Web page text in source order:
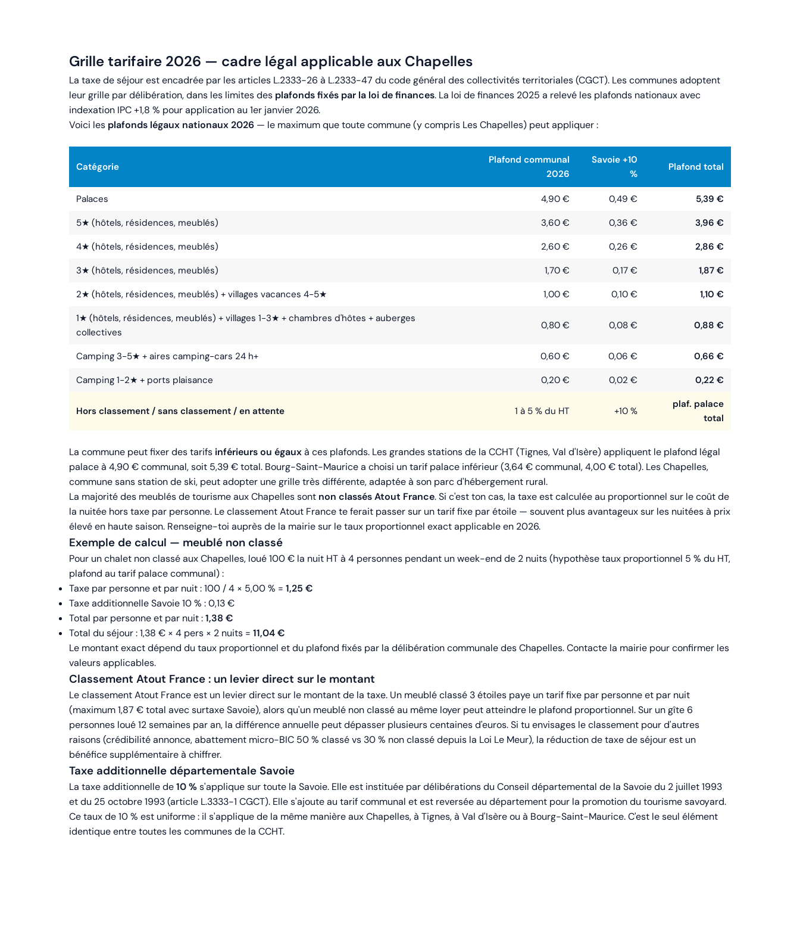
Grille tarifaire 2026 — cadre légal applicable aux Chapelles
La taxe de séjour est encadrée par les articles L.2333-26 à L.2333-47 du code général des collectivités territoriales (CGCT). Les communes adoptent
leur grille par délibération, dans les limites des plafonds fixés par la loi de finances. La loi de finances 2025 a relevé les plafonds nationaux avec
indexation IPC +1,8 % pour application au 1er janvier 2026.
Voici les plafonds légaux nationaux 2026 — le maximum que toute commune (y compris Les Chapelles) peut appliquer :
Catégorie
Plafond communal
2026
Savoie +10
%
Plafond total
Palaces 4,90 € 0,49 €
5,39 €
5★ (hôtels, résidences, meublés)
3,60 € 0,36 €
3,96 €
4★ (hôtels, résidences, meublés)
2,60 € 0,26 €
2,86 €
3★ (hôtels, résidences, meublés)
1,70 € 0,17 €
1,87 €
2★ (hôtels, résidences, meublés) + villages vacances 4-5★
1,00 € 0,10 €
1,10 €
1★ (hôtels, résidences, meublés) + villages 1-3★ + chambres d'hôtes + auberges
collectives
0,80 € 0,08 € 0,88 €
Camping 3-5★ + aires camping-cars 24 h+ 0,60 € 0,06 €
0,66 €
Camping 1-2★ + ports plaisance
0,20 € 0,02 € 0,22 €
Hors classement / sans classement / en attente 1 à 5 % du HT +10 %
plaf. palace
total
La commune peut fixer des tarifs inférieurs ou égauxà ces plafonds. Les grandes stations de la CCHT (Tignes, Val d'Isère) appliquent le plafond légal
palace à 4,90 € communal, soit 5,39 € total. Bourg-Saint-Maurice a choisi un tarif palace inférieur (3,64 € communal, 4,00 € total). Les Chapelles,
commune sans station de ski, peut adopter une grille très différente, adaptée à son parc d'hébergement rural.
La majorité des meublés de tourisme aux Chapelles sont non classés Atout France. Si c'est ton cas, la taxe est calculée au proportionnel sur le coût de
la nuitée hors taxe par personne. Le classement Atout France te ferait passer sur un tarif fixe par étoile — souvent plus avantageux sur les nuitées à prix
élevé en haute saison. Renseigne-toi auprès de la mairie sur le taux proportionnel exact applicable en 2026.
Exemple de calcul — meublé non classé
Pour un chalet non classé aux Chapelles, loué 100 € la nuit HT à 4 personnes pendant un week-end de 2 nuits (hypothèse taux proportionnel 5 % du HT,
plafond au tarif palace communal) :
Taxe par personne et par nuit : 100 / 4 × 5,00 % = 1,25 €
Taxe additionnelle Savoie 10 % : 0,13 €
Total par personne et par nuit :1,38 €
Total du séjour : 1,38 € × 4 pers × 2 nuits = 11,04 €
Le montant exact dépend du taux proportionnel et du plafond fixés par la délibération communale des Chapelles. Contacte la mairie pour confirmer les
valeurs applicables.
Classement Atout France : un levier direct sur le montant
Le classement Atout France est un levier direct sur le montant de la taxe. Un meublé classé 3 étoiles paye un tarif fixe par personne et par nuit
(maximum 1,87 € total avec surtaxe Savoie), alors qu'un meublé non classé au même loyer peut atteindre le plafond proportionnel. Sur un gîte 6
personnes loué 12 semaines par an, la différence annuelle peut dépasser plusieurs centaines d'euros. Si tu envisages le classement pour d'autres
raisons (crédibilité annonce, abattement micro-BIC 50 % classé vs 30 % non classé depuis la Loi Le Meur), la réduction de taxe de séjour est un
bénéfice supplémentaire à chiffrer.
Taxe additionnelle départementale Savoie
La taxe additionnelle de10 %s'applique sur toute la Savoie. Elle est instituée par délibérations du Conseil départemental de la Savoie du 2 juillet 1993
et du 25 octobre 1993 (article L.3333-1 CGCT). Elle s'ajoute au tarif communal et est reversée au département pour la promotion du tourisme savoyard.
Ce taux de 10 % est uniforme : il s'applique de la même manière aux Chapelles, à Tignes, à Val d'Isère ou à Bourg-Saint-Maurice. C'est le seul élément
identique entre toutes les communes de la CCHT.